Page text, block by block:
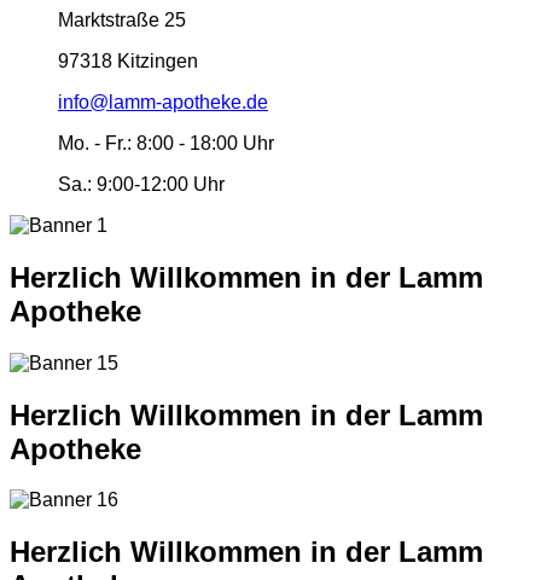
Marktstraße 25
97318 Kitzingen
info@lamm-apotheke.de
Mo. - Fr.: 8:00 - 18:00 Uhr
Sa.: 9:00-12:00 Uhr
Herzlich Willkommen in der Lamm
Apotheke
Herzlich Willkommen in der Lamm
Apotheke
Herzlich Willkommen in der Lamm